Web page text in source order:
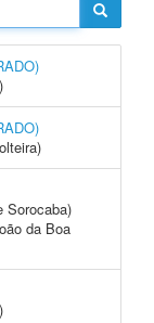
Sorocaba)
da Boa